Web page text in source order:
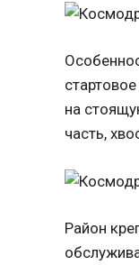
на
часть,
Район